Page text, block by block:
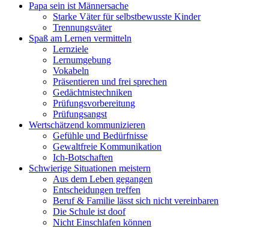
Papa sein ist Männersache
Starke Väter für selbstbewusste Kinder
Trennungsväter
Spaß am Lernen vermitteln
Lernziele
Lernumgebung
Vokabeln
Präsentieren und frei sprechen
Gedächtnistechniken
Prüfungsvorbereitung
Prüfungsangst
Wertschätzend kommunizieren
Gefühle und Bedürfnisse
Gewaltfreie Kommunikation
Ich-Botschaften
Schwierige Situationen meistern
Aus dem Leben gegangen
Entscheidungen treffen
Beruf & Familie lässt sich nicht vereinbaren
Die Schule ist doof
Nicht Einschlafen können